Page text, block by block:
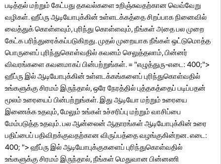
படித்தல் மற்றும் கேட்பது தகவல்களை உறிஞ்சுவதற்கான வெவ்வேறு
வழிகள். ஹீப்ரு ஆடியோபுக்கின் உள்ளடக்கத்தை சிறப்பாக நினைவில்
வைத்துக் கொள்ளவும், புரிந்து கொள்ளவும், நீங்கள் அதை பல முறை
கேட்க பரிந்துரைக்கப்படுகிறது. முதல் முறையாக நீங்கள் ஒட்டுமொத்த
பொருளைப் புரிந்துகொள்வதில் கவனம் செலுத்தலாம், பின்னர்
விவரங்களை கவனமாகப் பின்பற்றுங்கள். = "எழுத்துரு-எடை: 400;">
ஹீப்ரு இல் ஆடியோபுக்கின் உள்ளடக்கங்களைப் புரிந்துகொள்வதில்
உங்களுக்கு சிரமம் இருந்தால், ஒரே நேரத்தில் புத்தகத்தைப் படிப்பதன்
மூலம் உரையைப் பின்பற்றுங்கள். இது ஆடியோ மற்றும் உரையை
இணைக்க உதவும், மேலும் உங்கள் உச்சரிப்பு மற்றும் வாசிப்பை
மேம்படுத்த உதவும். பல ஆன்லைன் ஆதாரங்கள் ஆடியோபுக்கின் உரை
பதிப்பைப் பதிவிறக்குவதற்கான விருப்பத்தை வழங்குகின்றன. எடை:
400; "> ஹீப்ரு இல் ஆடியோபுக்குகளைப் புரிந்துகொள்வதில்
உங்களுக்கு சிரமம் இருந்தால், நீங்கள் மெதுவான பின்னணி